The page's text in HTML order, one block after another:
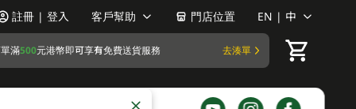
註冊 | 登入 客戶幫助 門店位置 EN | 中
滿500元港幣即可享有免費送貨服務 去湊單